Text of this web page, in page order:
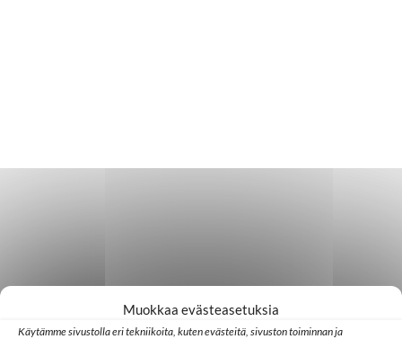
Muokkaa evästeasetuksia
Käytämme sivustolla eri tekniikoita, kuten evästeitä, sivuston toiminnan ja